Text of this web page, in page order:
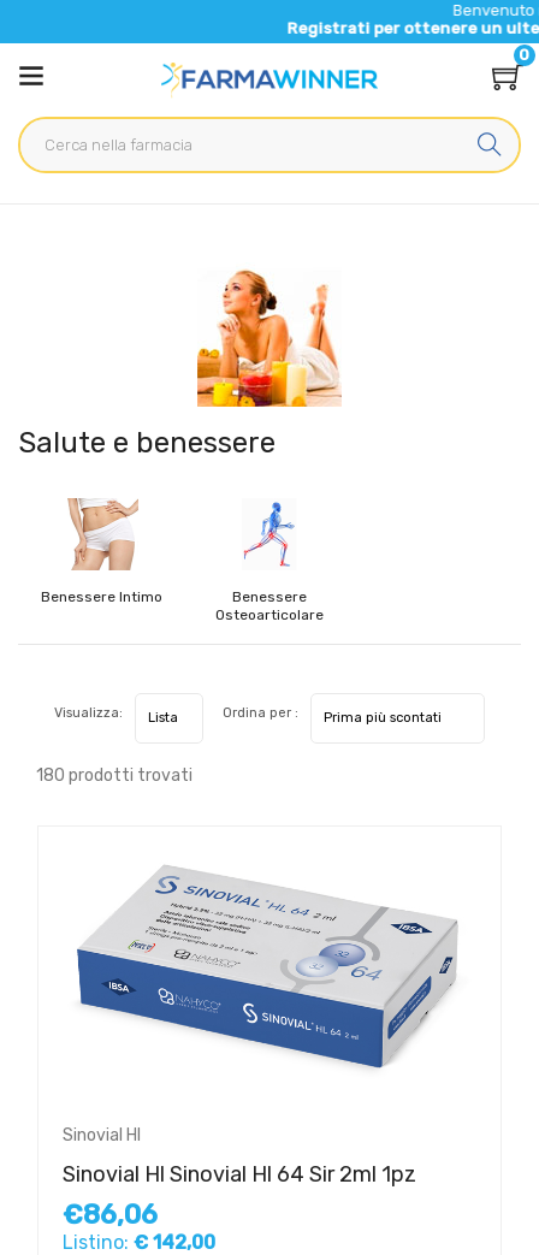
Benvenuto nel nuovo sito di
Registrati per ottenere un ulteriore 5% di
0
Salute e benessere
Benessere Intimo
Benessere
Osteoarticolare
180 prodotti trovati
Visualizza: Ordina per :
Sinovial Hl
Sinovial Hl Sinovial Hl 64 Sir 2ml 1pz
€86,06
Listino: € 142,00